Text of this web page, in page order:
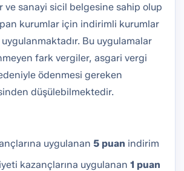
ve sanayi sicil belgesine sahip olup
kurumlar için indirimli kurumlar
Bu uygulamalar
fark vergiler, asgari vergi
ödenmesi gereken
düşülebilmektedir.
uygulanan 5 puan indirim
kazançlarına uygulanan1 puan